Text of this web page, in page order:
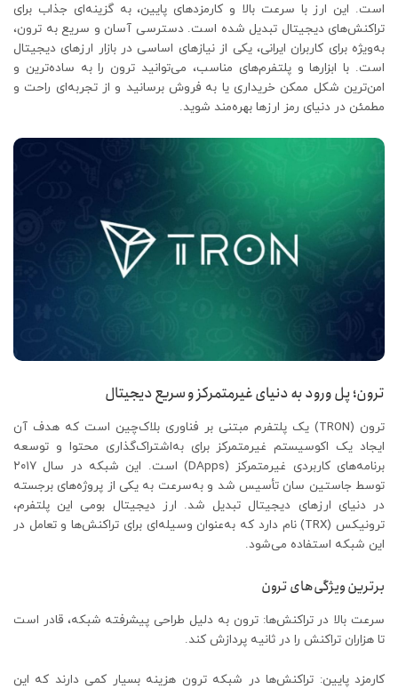
است. این ارز با سرعت بالا و کارمزدهای پایین، به گزینه‌ای جذاب برای
تراکنش‌های دیجیتال تبدیل شده است. دسترسی آسان و سریع به ترون،
به‌ویژه برای کاربران ایرانی، یکی از نیازهای اساسی در بازار ارزهای دیجیتال
است. با ابزارها و پلتفرم‌های مناسب، می‌توانید ترون را به ساده‌ترین و
امن‌ترین شکل ممکن خریداری یا به فروش برسانید و از تجربه‌ای راحت و
مطمئن در دنیای رمز ارزها بهره‌مند شوید.
ترون؛ پل ورود به دنیای غیرمتمرکز و سریع دیجیتال
ترون (TRON) یک پلتفرم مبتنی بر فناوری بلاک‌چین است که هدف آن
ایجاد یک اکوسیستم غیرمتمرکز برای به‌اشتراک‌گذاری محتوا و توسعه
برنامه‌های کاربردی غیرمتمرکز (DApps) است. این شبکه در سال ۲۰۱۷
توسط جاستین سان تأسیس شد و به‌سرعت به یکی از پروژه‌های برجسته
در دنیای ارزهای دیجیتال تبدیل شد. ارز دیجیتال بومی این پلتفرم،
ترونیکس (TRX) نام دارد که به‌عنوان وسیله‌ای برای تراکنش‌ها و تعامل در
این شبکه استفاده می‌شود.
برترین ویژگی‌های ترون
سرعت بالا در تراکنش‌ها: ترون به دلیل طراحی پیشرفته شبکه، قادر است
تا هزاران تراکنش را در ثانیه پردازش کند.
کارمزد پایین: تراکنش‌ها در شبکه ترون هزینه بسیار کمی دارند که این